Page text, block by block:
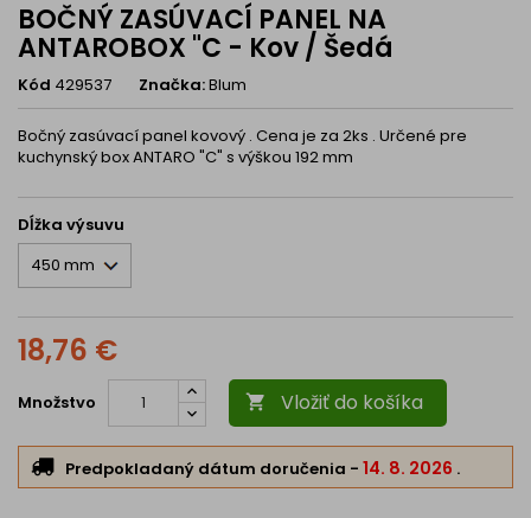
BOČNÝ ZASÚVACÍ PANEL NA
ANTAROBOX "C - Kov / Šedá
Kód 429537 Značka:Blum
Bočný zasúvací panel kovový . Cena je za 2ks . Určené pre
kuchynský box ANTARO "C" s výškou 192 mm
Dĺžka výsuvu
18,76 €
Množstvo  Vložiť do košíka
Predpokladaný dátum doručenia - 14. 8. 2026 .